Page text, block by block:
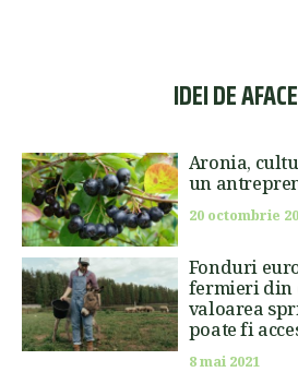
IDEI DE
Aronia,
un
20 octombrie
Fonduri
fermieri din
valoarea
poate fi
8 mai 2021